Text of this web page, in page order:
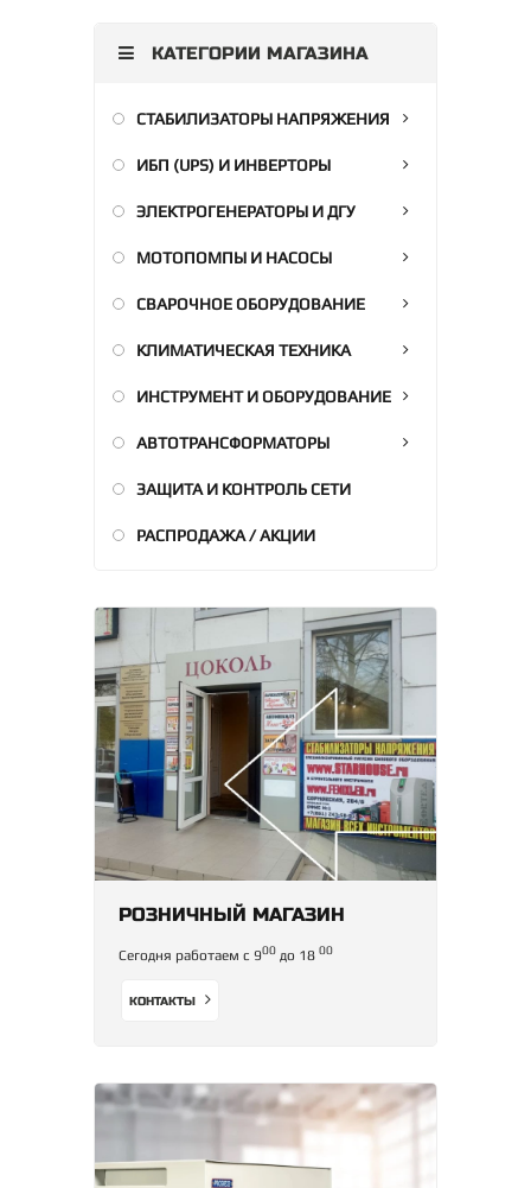
КАТЕГОРИИ МАГАЗИНА
СТАБИЛИЗАТОРЫ НАПРЯЖЕНИЯ
ИБП (UPS) И ИНВЕРТОРЫ
ЭЛЕКТРОГЕНЕРАТОРЫ И ДГУ
МОТОПОМПЫ И НАСОСЫ
СВАРОЧНОЕ ОБОРУДОВАНИЕ
КЛИМАТИЧЕСКАЯ ТЕХНИКА
ИНСТРУМЕНТ И ОБОРУДОВАНИЕ
АВТОТРАНСФОРМАТОРЫ
ЗАЩИТА И КОНТРОЛЬ СЕТИ
РАСПРОДАЖА / АКЦИИ
РОЗНИЧНЫЙ МАГАЗИН
Сегодня работаем с 900 до 18 00
КОНТАКТЫ